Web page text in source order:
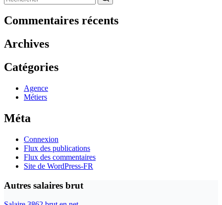
résultat
Commentaires récents
Archives
Catégories
Agence
Métiers
Méta
Connexion
Flux des publications
Flux des commentaires
Site de WordPress-FR
Autres salaires brut